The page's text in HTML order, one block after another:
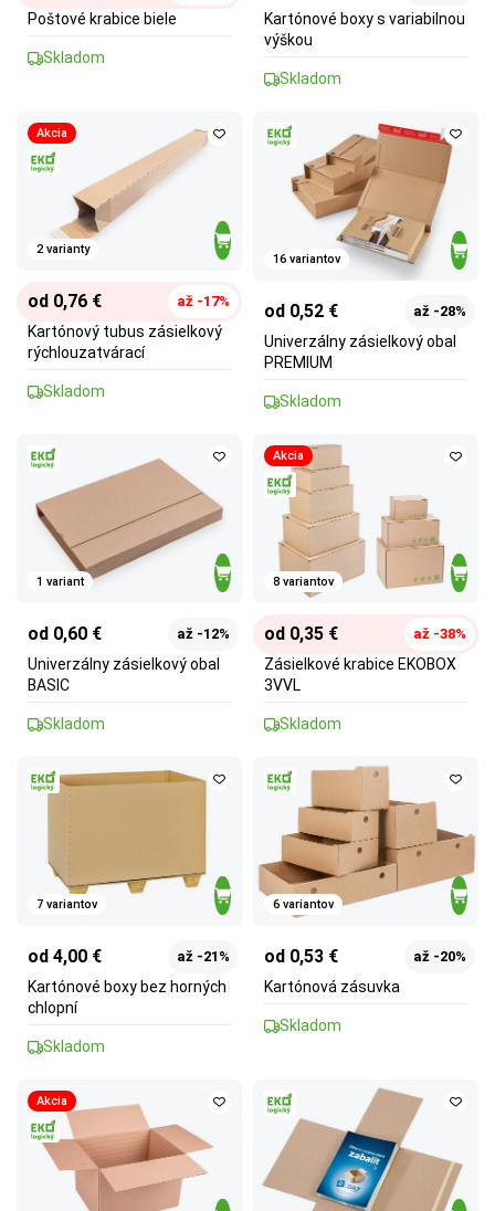
Poštové krabice biele
Skladom
Kartónové boxy s variabilnou
výškou
Skladom
Akcia
2 varianty
od 0,76 € až -17%
Kartónový tubus zásielkový
rýchlouzatvárací
Skladom
16 variantov
od 0,52 € až -28%
Univerzálny zásielkový obal
PREMIUM
Skladom
1 variant
od 0,60 € až -12%
Univerzálny zásielkový obal
BASIC
Skladom
Akcia
8 variantov
od 0,35 € až -38%
Zásielkové krabice EKOBOX
3VVL
Skladom
7 variantov
od 4,00 € až -21%
Kartónové boxy bez horných
chlopní
Skladom
6 variantov
od 0,53 € až -20%
Kartónová zásuvka
Skladom
Akcia